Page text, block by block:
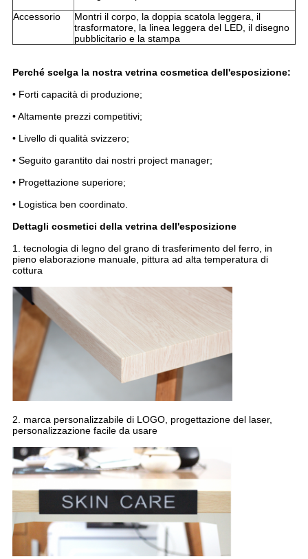
Accessorio
Montri il corpo, la doppia scatola leggera, il
trasformatore, la linea leggera del LED, il disegno
pubblicitario e la stampa
Perché scelga la nostra vetrina cosmetica dell'esposizione:
• Forti capacità di produzione;
• Altamente prezzi competitivi;
• Livello di qualità svizzero;
• Seguito garantito dai nostri project manager;
• Progettazione superiore;
• Logistica ben coordinato.
Dettagli cosmetici della vetrina dell'esposizione
1. tecnologia di legno del grano di trasferimento del ferro, in
pieno elaborazione manuale, pittura ad alta temperatura di
cottura
2. marca personalizzabile di LOGO, progettazione del laser,
personalizzazione facile da usare